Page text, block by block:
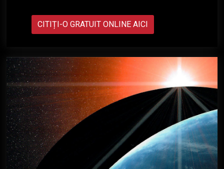
CITIȚI-O GRATUIT ONLINE AICI